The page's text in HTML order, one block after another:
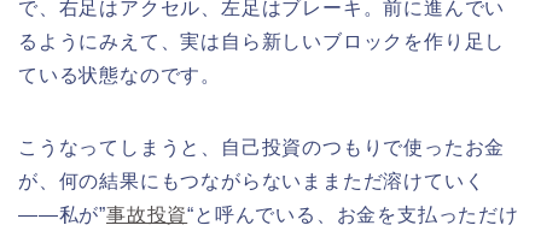
で、右足はアクセル、左足はブレーキ。前に進んでい
るようにみえて、実は自ら新しいブロックを作り足し
ている状態なのです。
こうなってしまうと、自己投資のつもりで使ったお金
が、何の結果にもつながらないままただ溶けていく
——私が”事故投資“と呼んでいる、お金を支払っただけ